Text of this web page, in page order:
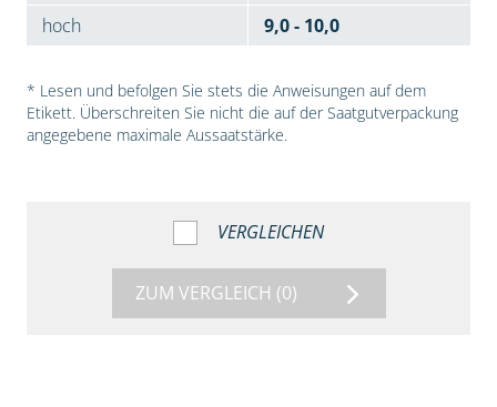
hoch
9,0 - 10,0
* Lesen und befolgen Sie stets die Anweisungen auf dem
Etikett. Überschreiten Sie nicht die auf der Saatgutverpackung
angegebene maximale Aussaatstärke.
VERGLEICHEN
ZUM VERGLEICH (0)